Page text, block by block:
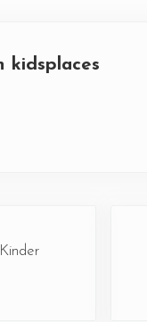
kidsplaces